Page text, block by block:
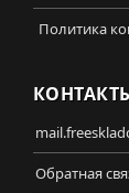
Политика
Обратная